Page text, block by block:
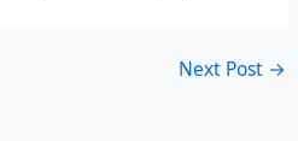
Next Post →